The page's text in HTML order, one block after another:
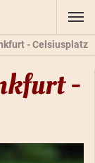
- Celsiusplatz
-